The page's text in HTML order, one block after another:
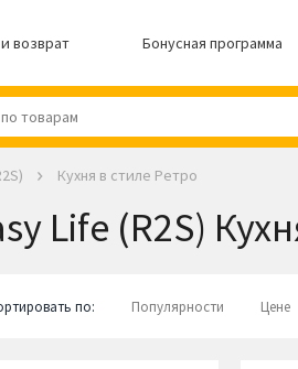
возврат Бонусная программа
Кухня в стиле Ретро
Life (R2S)
по: Популярности Цене